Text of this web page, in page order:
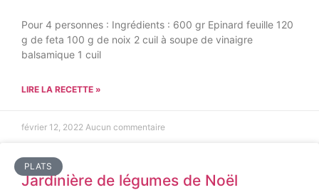
Pour 4 personnes : Ingrédients : 600 gr Epinard feuille 120
g de feta 100 g de noix 2 cuil à soupe de vinaigre
balsamique 1 cuil
LIRE LA RECETTE »
février 12, 2022 Aucun commentaire
PLATS
Jardinière de légumes de Noël